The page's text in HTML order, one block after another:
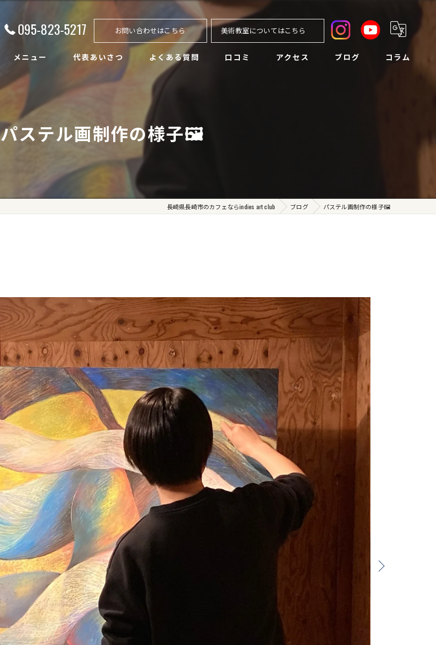
095-823-5217 お問い合わせはこちら 美術教室についてはこちら
メニュー 代表あいさつ よくある質問 口コミ アクセス ブログ コラム
パステル画制作の様子🖼️
長崎県長崎市のカフェならindies art club ブログ パステル画制作の様子🖼️